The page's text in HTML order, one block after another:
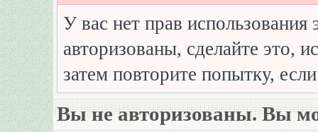
У вас нет прав
авторизованы, сделайте это,
затем повторите попытку,
Вы не авторизованы. Вы